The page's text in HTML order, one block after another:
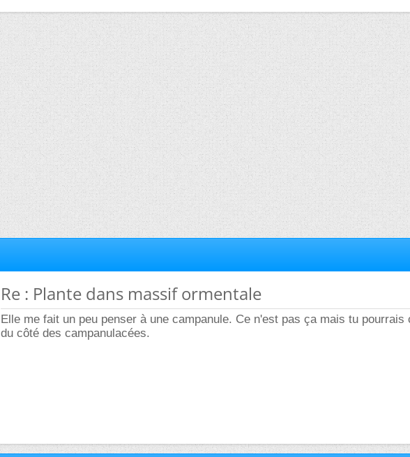
Re : Plante dans massif ormentale
Elle me fait un peu penser à une campanule. Ce n'est pas ça mais tu pourrais
du côté des campanulacées.